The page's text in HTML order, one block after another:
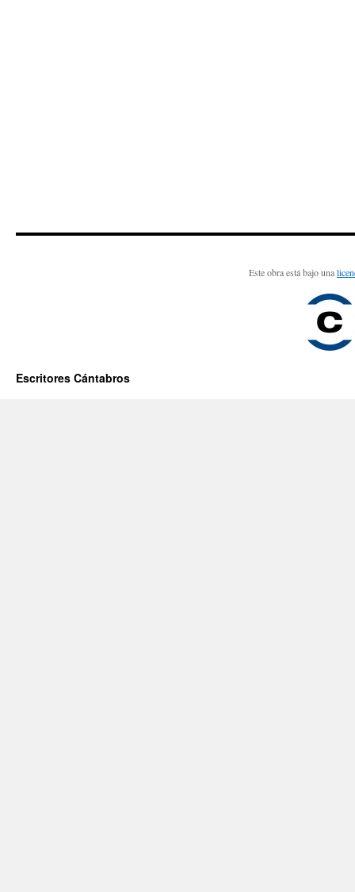
Este obra está bajo una
Escritores Cántabros